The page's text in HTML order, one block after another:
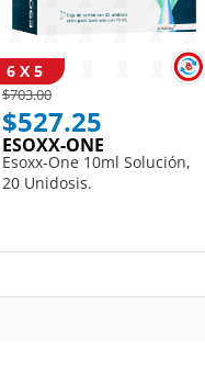
Price reduced from
$703.00to
$527.25
ESOXX-ONE
Esoxx-One 10ml Solución,
20 Unidosis.
6 X 5